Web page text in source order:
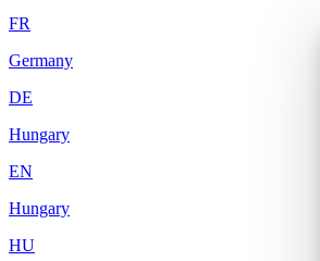
FR
Germany
DE
Hungary
EN
Hungary
HU